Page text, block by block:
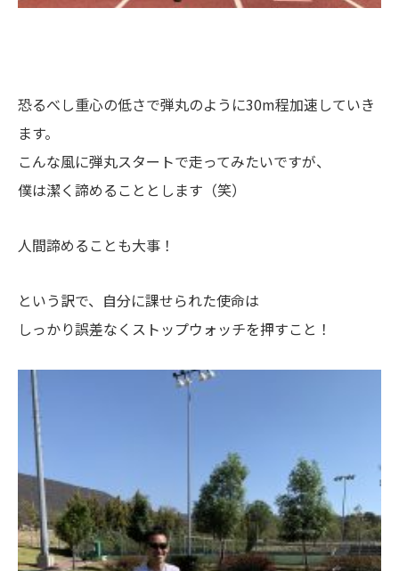
恐るべし重心の低さで弾丸のように30m程加速していき
ます。
こんな風に弾丸スタートで走ってみたいですが、
僕は潔く諦めることとします（笑）
人間諦めることも大事！
という訳で、自分に課せられた使命は
しっかり誤差なくストップウォッチを押すこと！